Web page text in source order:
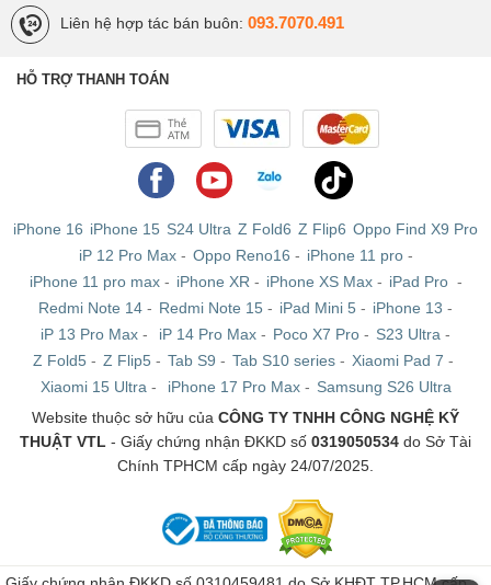
cụm giẻ lau lên cao khoảng 10,5mm khi đi qua thảm để tránh làm
ướt thảm, đồng thời tăng cường lực hút để làm sạch thảm hiệu quả
Nhiều tính năng hiện đại
Hướng dẫn cách dùng Dreame D30 Ultra CE
Bước 1: Đầu tiên, hãy tải ứng dụng Dreamehome trên điện thoại,
kết nối với robot qua Wi-Fi để tiến hành quét bản đồ nhà lần đầu
tiên và quản lý các tính năng thông minh.
Bước 2: Tiếp theo hãy đổ đầy nước sạch vào hộc chứa 4,5L của
Liên hệ hợp tác bán buôn: 093.7070.491
HỖ TRỢ THANH TOÁN
iPhone 16 iPhone 15 S24 Ultra Z Fold6 Z Flip6 Oppo Find X9 Pro
iP 12 Pro Max- Oppo Reno16 - iPhone 11 pro-
iPhone 11 pro max- iPhone XR - iPhone XS Max- iPad Pro -
Redmi Note 14 - Redmi Note 15 - iPad Mini 5 - iPhone 13 -
iP 13 Pro Max - iP 14 Pro Max - Poco X7 Pro - S23 Ultra -
Z Fold5 - Z Flip5 - Tab S9 - Tab S10 series - Xiaomi Pad 7 -
Xiaomi 15 Ultra - iPhone 17 Pro Max- Samsung S26 Ultra
Website thuộc sở hữu của CÔNG TY TNHH CÔNG NGHỆ KỸ
THUẬT VTL - Giấy chứng nhận ĐKKD số 0319050534 do Sở Tài
Chính TPHCM cấp ngày 24/07/2025.